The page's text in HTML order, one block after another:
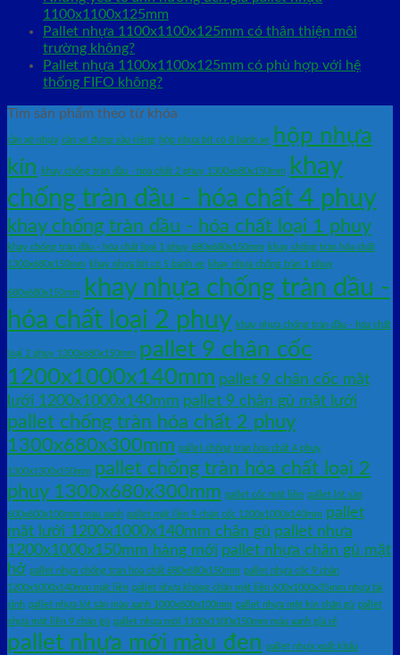
1100x1100x125mm
Pallet nhựa 1100x1100x125mm có thân thiện môi
trường không?
Pallet nhựa 1100x1100x125mm có phù hợp với hệ
thống FIFO không?
Tìm sản phẩm theo từ khóa
cần xé nhựa cần xé đựng sầu riêng hộp nhựa bít có 8 bánh xe
hộp nhựa
kín
khay chống tràn dầu - hóa chất 2 phuy 1300x680x150mm
khay
chống tràn dầu - hóa chất 4 phuy
khay chống tràn dầu - hóa chất loại 1 phuy
khay chống tràn dầu - hóa chất loại 1 phuy 680x680x150mm khay chống tràn hóa chất
1300x680x150mm khay nhựa bít có 5 bánh xe khay nhựa chống tràn 1 phuy
680x680x150mm
khay nhựa chống tràn dầu -
hóa chất loại 2 phuy khay nhựa chống tràn dầu - hóa chất
loại 2 phuy 1300x680x150mm pallet 9 chân cốc
1200x1000x140mm pallet 9 chân cốc mặt
lưới 1200x1000x140mm pallet 9 chân gù mặt lưới
pallet chống tràn hóa chất 2 phuy
1300x680x300mm pallet chống tràn hóa chất 4 phuy
1300x1300x150mm pallet chống tràn hóa chất loại 2
phuy 1300x680x300mm pallet cốc mặt liền pallet lót sàn
600x600x100mm màu xanh pallet mặt liền 9 chân cốc 1200x1000x140mm pallet
mặt lưới 1200x1000x140mm chân gù pallet nhựa
1200x1000x150mm hàng mới pallet nhựa chân gù mặt
hở pallet nhựa chống tràn hóa chất 680x680x150mm pallet nhựa cốc 9 chân
1200x1000x140mm mặt liền pallet nhựa không chân mặt liền 600x1000x35mm nhựa tái
sinh pallet nhựa lót sàn màu xanh 1000x600x100mm pallet nhựa mặt kín chân gù pallet
nhựa mặt liền 9 chân gù pallet nhựa mới 1100x1100x150mm màu xanh giá rẻ
pallet nhựa mới màu đen pallet nhựa xuất khẩu